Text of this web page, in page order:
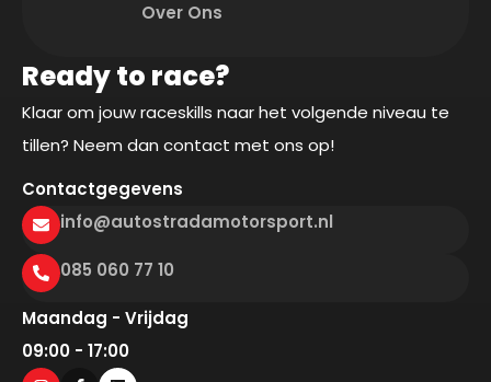
Over Ons
Ready to race?
Klaar om jouw raceskills naar het volgende niveau te
tillen? Neem dan contact met ons op!
Contactgegevens
info@autostradamotorsport.nl
085 060 77 10
Maandag - Vrijdag
09:00 - 17:00